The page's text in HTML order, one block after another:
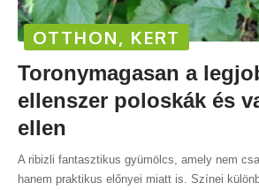
OTTHON, KERT
Toronymagasan a
ellenszer poloskák és
ellen
A ribizli fantasztikus gyümölcs, amely nem
hanem praktikus előnyei miatt is. Színei